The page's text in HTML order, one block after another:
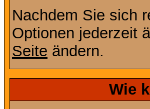
Nachdem Sie sich
Optionen jederzeit
Seite ändern.
Wie